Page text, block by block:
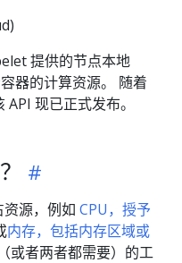
提供的节点本地
器的计算资源。 随着
现已正式发布。
源，例如 CPU，授予
内存，包括内存区域或
或者两者都需要）的工